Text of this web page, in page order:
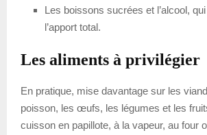
Les boissons sucrées et l’alcool,
l’apport total.
Les aliments à privilégier
En pratique, mise davantage sur les
poisson, les œufs, les légumes et les
cuisson en papillote, à la vapeur, au four